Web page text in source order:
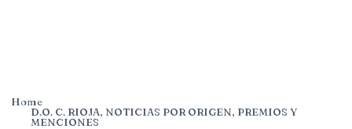
Home
D.O. C. RIOJA, NOTICIAS POR ORIGEN, PREMIOS Y
MENCIONES